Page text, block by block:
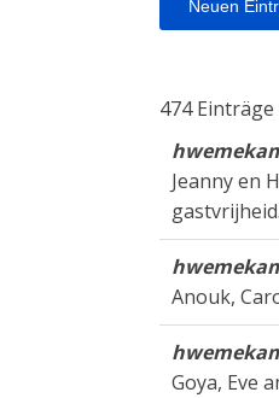
474 Einträge
Jeanny en
gastvrijheid.
Anouk,
Goya, Eve